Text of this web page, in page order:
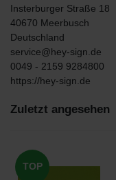
Insterburger Straße 18
40670 Meerbusch
Deutschland
service@hey-sign.de
0049 - 2159 9284800
https://hey-sign.de
Zuletzt angesehen
TOP